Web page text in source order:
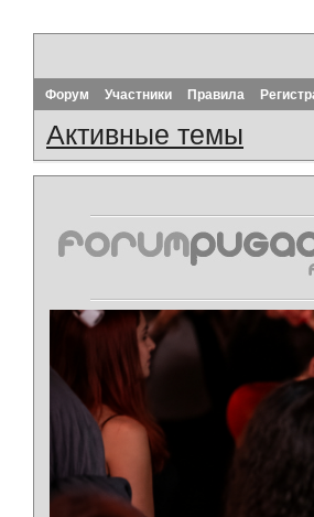
Форум Участники Правила
Активные темы